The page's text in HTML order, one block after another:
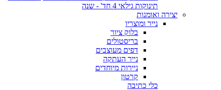
תינוקות גילאי 4 חד' - שנה
יצירה ואומנות
נייר ומוצריו
בלוק ציור
בריסטולים
דפים מעוצבים
נייר העתקה
ניירות מיוחדים
קרטון
כלי כתיבה